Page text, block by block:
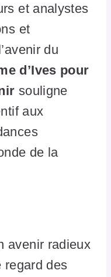
et analystes
et
du
d’Ives pour
souligne
aux
de la
avenir radieux
regard des